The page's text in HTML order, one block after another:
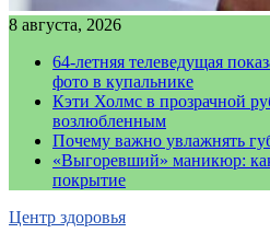
8 августа, 2026
64-летняя телеведущая
фото в купальнике
Кэти Холмс в прозрачной
возлюбленным
Почему важно увлажнять
«Выгоревший» маникюр:
покрытие
Центр здоровья